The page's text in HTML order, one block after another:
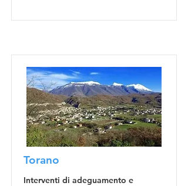
Torano
Interventi di adeguamento e